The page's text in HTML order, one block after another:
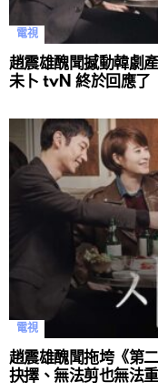
電視
趙震雄醜聞撼動韓劇
未卜 tvN 終於回應了
電視
趙震雄醜聞拖垮《第
抉擇、無法剪也無法